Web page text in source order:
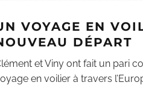
VOYAGE EN
DÉPART
et Viny ont fait un pari
en voilier à travers